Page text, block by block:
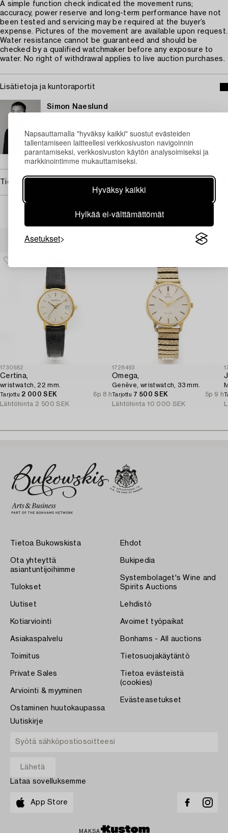
Napsauttamalla "hyväksy kaikki" suostut evästeiden
tallentamiseen laitteellesi verkkosivuston navigoinnin
parantamiseksi, verkkosivuston käytön analysoimiseksi ja
markkinointimme mukauttamiseksi.
Hyväksy kaikki
Hylkää ei-välttämättömät
Asetukset
A simple function check indicated the movement runs;
accuracy, power reserve and long-term performance have not
been tested and servicing may be required at the buyer’s
expense. Pictures of the movement are available upon request.
Water resistance cannot be guaranteed and should be
checked by a qualified watchmaker before any exposure to
water. No right of withdrawal applies to live auction purchases.
Lisätietoja ja kuntoraportit
Simon Naeslund
+46 (0)735 95 68 75
Sähköposti
→ Kysyttyjä esineitä
Tietoa ostamisesta
Muiden katsomia kohteita
1730582
Certina,
wristwatch, 22 mm.
Tarjottu 2 000 SEK
6p 8 h
Lähtöhinta 2 500 SEK
1728493
Omega,
Genève, wristwatch, 33 mm.
Tarjottu 7 500 SEK
5p 9 h
Lähtöhinta 10 000 SEK
Tietoa Bukowskista
Ota yhteyttä
asiantuntijoihimme
Tulokset
Uutiset
Kotiarviointi
Asiakaspalvelu
Toimitus
Private Sales
Arviointi & myyminen
Ostaminen huutokaupassa
Ehdot
Bukipedia
Systembolaget's Wine and
Spirits Auctions
Lehdistö
Avoimet työpaikat
Bonhams - All auctions
Tietosuojakäytäntö
Tietoa evästeistä
(cookies)
Evästeasetukset
Uutiskirje
Lataa sovelluksemme
App Store
MAKSA